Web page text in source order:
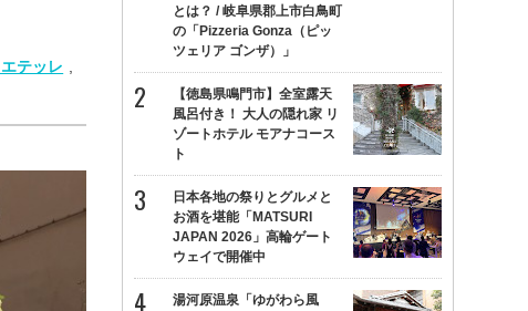
テッレ
とは？ / 岐阜県郡上市白鳥町
の「Pizzeria Gonza（ピッ
ツェリア ゴンザ）」
【徳島県鳴門市】全室露天
風呂付き！ 大人の隠れ家 リ
ゾートホテル モアナコース
ト
日本各地の祭りとグルメと
お酒を堪能「MATSURI
JAPAN 2026」高輪ゲート
ウェイで開催中
湯河原温泉「ゆがわら風